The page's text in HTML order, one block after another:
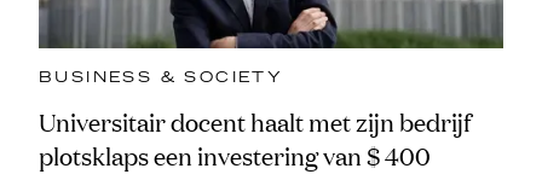
BUSINESS & SOCIETY
Universitair docent haalt met zijn bedrijf
plotsklaps een investering van $ 400